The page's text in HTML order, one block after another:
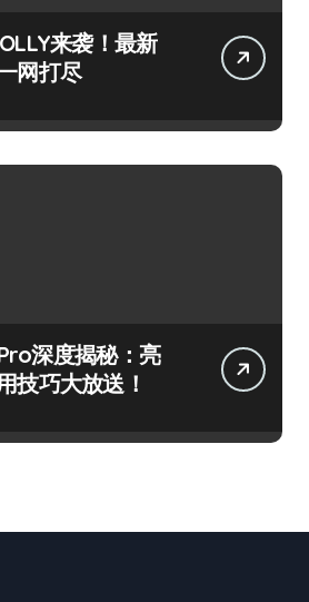
来袭！最新
网打尽
深度揭秘：亮
技巧大放送！